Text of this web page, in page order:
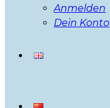
Anmelden
Dein Konto